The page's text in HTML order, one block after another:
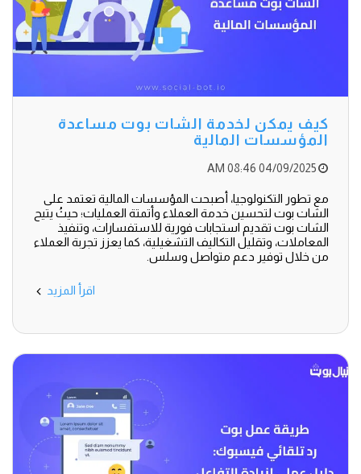
كيف يمكن لخدمة الشات بوت مساعدة
المؤسسات المالية
04/09/2025 08:46 AM
مع تطور التكنولوجيا، أصبحت المؤسسات المالية تعتمد على
الشات بوت لتحسين خدمة العملاء وأتمتة العمليات؛ حيثُ يتيح
الشات بوت تقديم استجابات فورية للاستفسارات، وتنفيذ
المعاملات، وتقليل التكاليف التشغيلية، كما يعزز تجربة العملاء
من خلال توفير دعم متواصل وسلس.
اقرأ المزيد